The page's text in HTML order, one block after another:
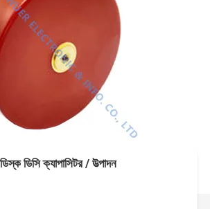
ডিসি ক্যাপাসিটর / উত্পাদন